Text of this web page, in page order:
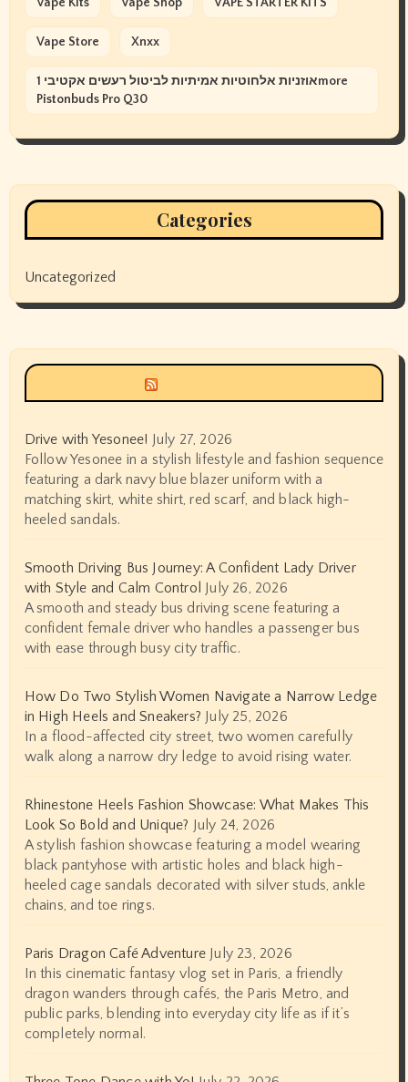
Vape Store Xnxx
אוזניות אלחוטיות אמיתיות לביטול רעשים אקטיבי 1more
Pistonbuds Pro Q30
Categories
Uncategorized
Drive with Yesonee! July 27, 2026
Follow Yesonee in a stylish lifestyle and fashion sequence
featuring a dark navy blue blazer uniform with a
matching skirt, white shirt, red scarf, and black high-
heeled sandals.
Smooth Driving Bus Journey: A Confident Lady Driver
with Style and Calm Control July 26, 2026
A smooth and steady bus driving scene featuring a
confident female driver who handles a passenger bus
with ease through busy city traffic.
How Do Two Stylish Women Navigate a Narrow Ledge
in High Heels and Sneakers? July 25, 2026
In a flood-affected city street, two women carefully
walk along a narrow dry ledge to avoid rising water.
Rhinestone Heels Fashion Showcase: What Makes This
Look So Bold and Unique? July 24, 2026
A stylish fashion showcase featuring a model wearing
black pantyhose with artistic holes and black high-
heeled cage sandals decorated with silver studs, ankle
chains, and toe rings.
Paris Dragon Café Adventure July 23, 2026
In this cinematic fantasy vlog set in Paris, a friendly
dragon wanders through cafés, the Paris Metro, and
public parks, blending into everyday city life as if it’s
completely normal.